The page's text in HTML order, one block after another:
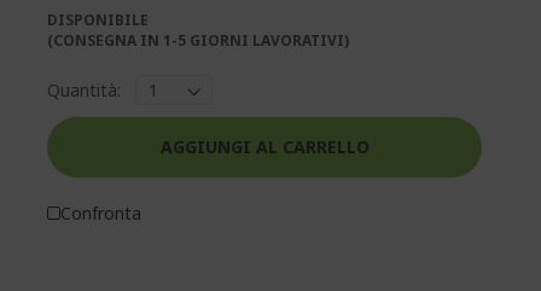
DISPONIBILE
(CONSEGNA IN 1-5 GIORNI LAVORATIVI)
Quantità:
AGGIUNGI AL CARRELLO
Confronta